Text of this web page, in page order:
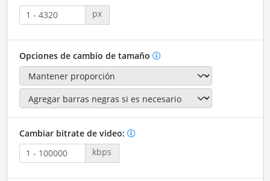
px
Opciones de cambio de tamaño
Cambiar bitrate de video:
kbps